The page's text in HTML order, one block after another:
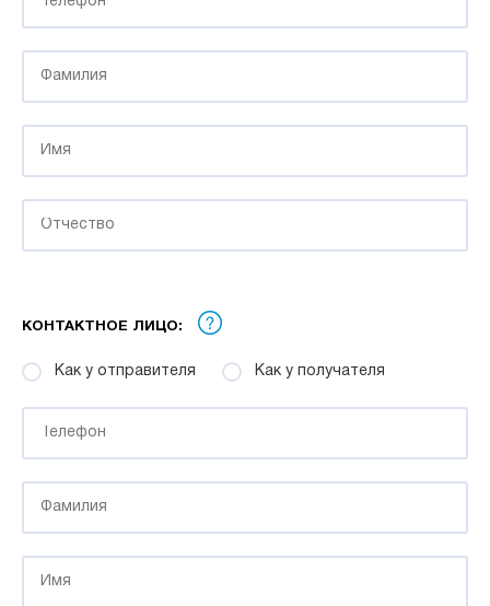
КОНТАКТНОЕ ЛИЦО:
Как у отправителя Как у получателя